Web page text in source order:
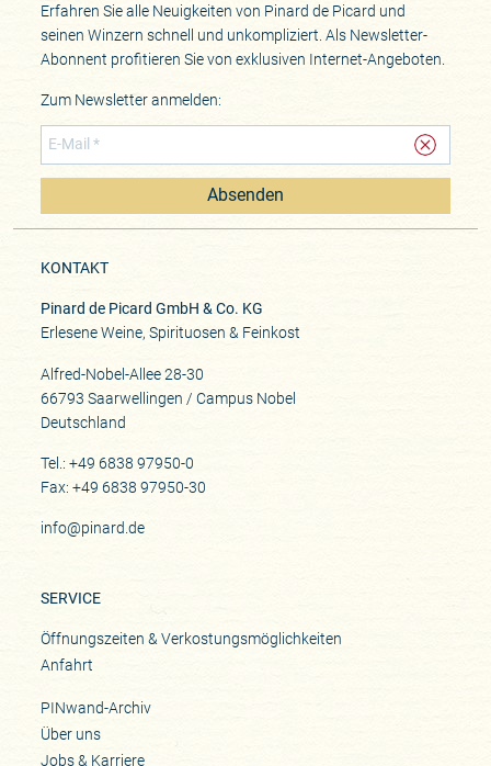
Erfahren Sie alle Neuigkeiten von Pinard de Picard und
seinen Winzern schnell und unkompliziert. Als Newsletter-
Abonnent profitieren Sie von exklusiven Internet-Angeboten.
Zum Newsletter anmelden:
Absenden
KONTAKT
Pinard de Picard GmbH & Co. KG
Erlesene Weine, Spirituosen & Feinkost
Alfred-Nobel-Allee 28-30
66793 Saarwellingen / Campus Nobel
Deutschland
Tel.: +49 6838 97950-0
Fax: +49 6838 97950-30
info@pinard.de
SERVICE
Öffnungszeiten & Verkostungsmöglichkeiten
Anfahrt
PINwand-Archiv
Über uns
Jobs & Karriere